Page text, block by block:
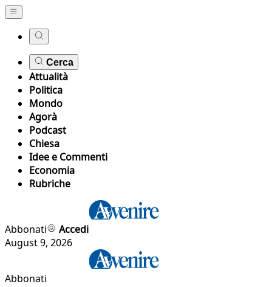
Cerca
Attualità
Politica
Mondo
Agorà
Podcast
Chiesa
Idee e Commenti
Economia
Rubriche
Abbonati
Accedi
August 9, 2026
Abbonati